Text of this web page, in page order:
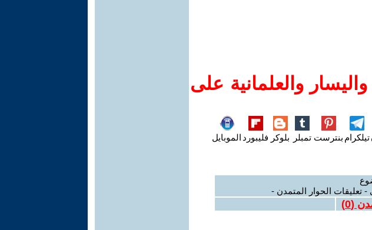
والعلمانية على
تيلكرام بنترست تمبلر بلوكر فليبورد الموبايل
- تعليقات الحوار المتمدن -
(
0
)